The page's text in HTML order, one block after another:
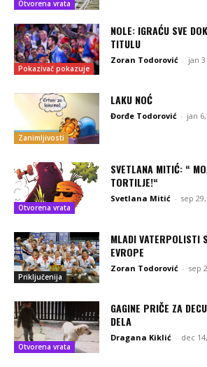
Otvorena vrata
Pokazivač pokazuje
NOLE: IGRAĆU SVE
TITULU
Zoran Todorović - jan
Zanimljivosti
LAKU NOĆ
Đorđe Todorović - jan
Otvorena vrata
SVETLANA MITIĆ: “
TORTILJE!“
Svetlana Mitić - sep
Priključenija
MLADI VATERPOLISTI
EVROPE
Zoran Todorović - sep
Otvorena vrata
GAGINE PRIČE ZA
DELA
Dragana Kiklić - dec